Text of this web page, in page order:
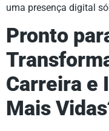
uma presença digital
Pronto
Carreira e
Mais